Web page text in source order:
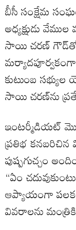
బీసీ సంక్షేమ
అధ్యక్షుడు
సాయి చరణ్ గౌడ్‌తో
కుటుంబ
సాయి చరణ్‌ను
ఇంటర్మీడియట్
ప్రతిభ కనబరిచిన
పుష్పగుచ్చం
“ఏం
ఆప్యాయంగా
వివరాలను